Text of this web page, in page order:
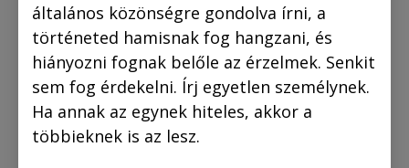
általános közönségre gondolva írni, a
történeted hamisnak fog hangzani, és
hiányozni fognak belőle az érzelmek. Senkit
sem fog érdekelni. Írj egyetlen személynek.
Ha annak az egynek hiteles, akkor a
többieknek is az lesz.